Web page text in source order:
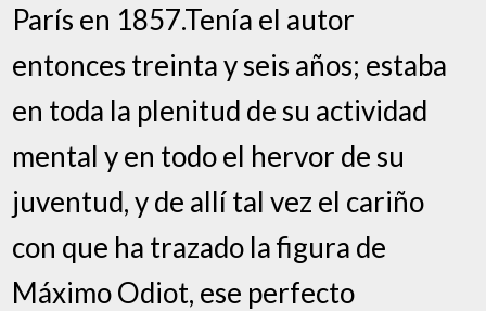
París en 1857.Tenía el autor
entonces treinta y seis años; estaba
en toda la plenitud de su actividad
mental y en todo el hervor de su
juventud, y de allí tal vez el cariño
con que ha trazado la figura de
Máximo Odiot, ese perfecto